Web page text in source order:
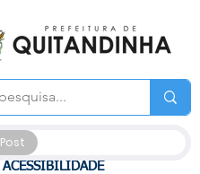
ACESSIBILIDADE
Post